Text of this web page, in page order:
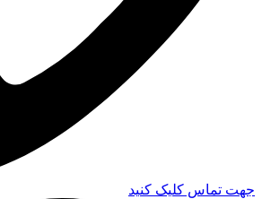
جهت تماس کلیک کنید